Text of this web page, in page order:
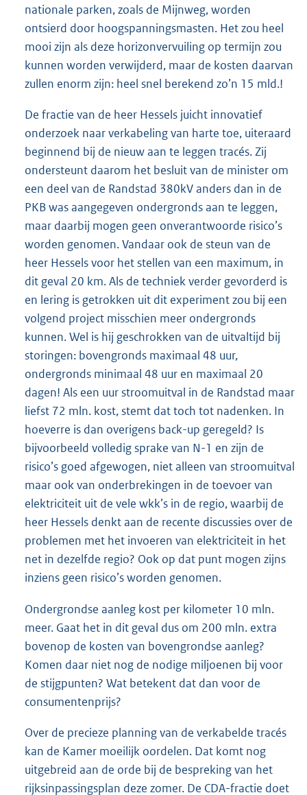
nationale parken, zoals de Mijnweg, worden
ontsierd door hoogspanningsmasten. Het zou heel
mooi zijn als deze horizonvervuiling op termijn zou
kunnen worden verwijderd, maar de kosten daarvan
zullen enorm zijn: heel snel berekend zo’n 15 mld.!
De fractie van de heer Hessels juicht innovatief
onderzoek naar verkabeling van harte toe, uiteraard
beginnend bij de nieuw aan te leggen tracés. Zij
ondersteunt daarom het besluit van de minister om
een deel van de Randstad 380kV anders dan in de
PKB was aangegeven ondergronds aan te leggen,
maar daarbij mogen geen onverantwoorde risico’s
worden genomen. Vandaar ook de steun van de
heer Hessels voor het stellen van een maximum, in
dit geval 20 km. Als de techniek verder gevorderd is
en lering is getrokken uit dit experiment zou bij een
volgend project misschien meer ondergronds
kunnen. Wel is hij geschrokken van de uitvaltijd bij
storingen: bovengronds maximaal 48 uur,
ondergronds minimaal 48 uur en maximaal 20
dagen! Als een uur stroomuitval in de Randstad maar
liefst 72 mln. kost, stemt dat toch tot nadenken. In
hoeverre is dan overigens back-up geregeld? Is
bijvoorbeeld volledig sprake van N-1 en zijn de
risico’s goed afgewogen, niet alleen van stroomuitval
maar ook van onderbrekingen in de toevoer van
elektriciteit uit de vele wkk’s in de regio, waarbij de
heer Hessels denkt aan de recente discussies over de
problemen met het invoeren van elektriciteit in het
net in dezelfde regio? Ook op dat punt mogen zijns
inziens geen risico’s worden genomen.
Ondergrondse aanleg kost per kilometer 10 mln.
meer. Gaat het in dit geval dus om 200 mln. extra
bovenop de kosten van bovengrondse aanleg?
Komen daar niet nog de nodige miljoenen bij voor
de stijgpunten? Wat betekent dat dan voor de
consumentenprijs?
Over de precieze planning van de verkabelde tracés
kan de Kamer moeilijk oordelen. Dat komt nog
uitgebreid aan de orde bij de bespreking van het
rijksinpassingsplan deze zomer. De CDA-fractie doet